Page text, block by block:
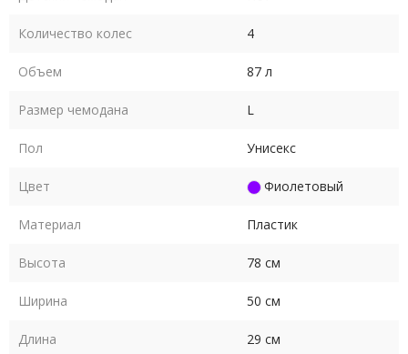
Количество колес 4
Объем 87 л
Размер чемодана L
Пол Унисекс
Цвет Фиолетовый
Материал Пластик
Высота 78 см
Ширина 50 см
Длина 29 см